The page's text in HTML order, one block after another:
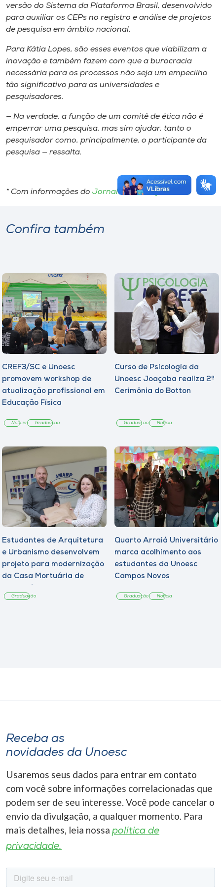
versão do Sistema da Plataforma Brasil, desenvolvido
para auxiliar os CEPs no registro e análise de projetos
de pesquisa em âmbito nacional.
Para Kátia Lopes, são esses eventos que viabilizam a
inovação e também fazem com que a burocracia
necessária para os processos não seja um empecilho
tão significativo para as universidades e
pesquisadores.
— Na verdade, a função de um comitê de ética não é
emperrar uma pesquisa, mas sim ajudar, tanto o
pesquisador como, principalmente, o participante da
pesquisa — ressalta.
* Com informações do Jornal Unisul Hoje
Confira também
CREF3/SC e Unoesc
promovem workshop de
atualização profissional em
Educação Física
Notícia Graduação
Curso de Psicologia da
Unoesc Joaçaba realiza 2ª
Cerimônia do Botton
Graduação Notícia
Estudantes de Arquitetura
e Urbanismo desenvolvem
projeto para modernização
da Casa Mortuária de
Graduação
Quarto Arraiá Universitário
marca acolhimento aos
estudantes da Unoesc
Campos Novos
Graduação Notícia
Receba as
novidades da Unoesc
Usaremos seus dados para entrar em contato
com você sobre informações correlacionadas que
podem ser de seu interesse. Você pode cancelar o
envio da divulgação, a qualquer momento. Para
mais detalhes, leia nossa política de
privacidade.